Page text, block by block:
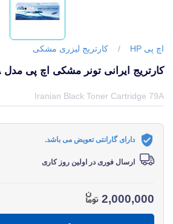
اچ پی HP / کارتریج لیزری مشکی
کارتریج ایرانی تونر مشکی اچ پی مدل 79A
Iranian Black Toner Cartridge 79A
دارای گارانتی تعویض می باشد.
ارسال فوری در اولین روز کاری
2,000,000